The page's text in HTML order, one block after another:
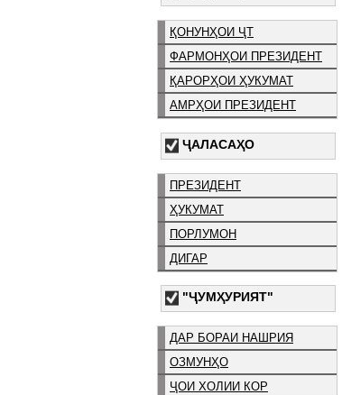
ҚОНУНҲОИ ҶТ
ФАРМОНҲОИ ПРЕЗИДЕНТ
ҚАРОРҲОИ ҲУКУМАТ
АМРҲОИ ПРЕЗИДЕНТ
ҶАЛАСАҲО
ПРЕЗИДЕНТ
ҲУКУМАТ
ПОРЛУМОН
ДИГАР
"ҶУМҲУРИЯТ"
ДАР БОРАИ НАШРИЯ
ОЗМУНҲО
ҶОИ ХОЛИИ КОР